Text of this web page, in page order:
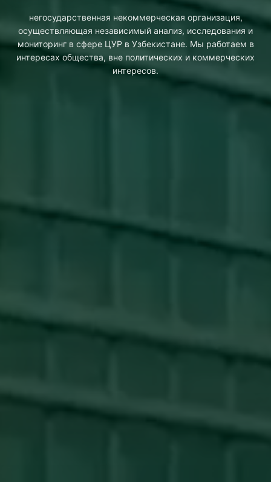
негосударственная некоммерческая организация,
осуществляющая независимый анализ, исследования и
мониторинг в сфере ЦУР в Узбекистане. Мы работаем в
интересах общества, вне политических и коммерческих
интересов.